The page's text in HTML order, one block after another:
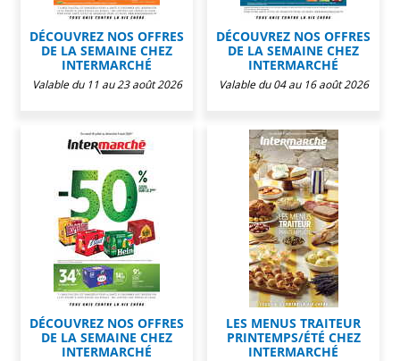
DÉCOUVREZ NOS OFFRES
DE LA SEMAINE CHEZ
INTERMARCHÉ
Valable du 11 au 23 août 2026
DÉCOUVREZ NOS OFFRES
DE LA SEMAINE CHEZ
INTERMARCHÉ
Valable du 04 au 16 août 2026
DÉCOUVREZ NOS OFFRES
DE LA SEMAINE CHEZ
INTERMARCHÉ
LES MENUS TRAITEUR
PRINTEMPS/ÉTÉ CHEZ
INTERMARCHÉ